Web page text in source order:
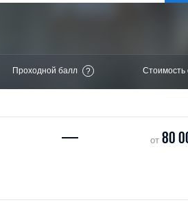
Проходной балл ? Стоимость
— от 80